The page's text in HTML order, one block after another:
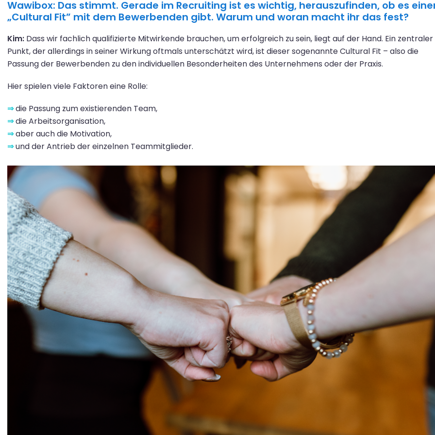
Wawibox: Das stimmt. Gerade im Recruiting ist es wichtig, herauszufinden, ob es
„Cultural Fit” mit dem Bewerbenden gibt. Warum und woran macht ihr das fest?
Kim: Dass wir fachlich qualifizierte Mitwirkende brauchen, um erfolgreich zu sein, liegt auf der Hand. Ein zentraler
Punkt, der allerdings in seiner Wirkung oftmals unterschätzt wird, ist dieser sogenannte Cultural Fit – also die
Passung der Bewerbenden zu den individuellen Besonderheiten des Unternehmens oder der Praxis.
Hier spielen viele Faktoren eine Rolle:
⇒die Passung zum existierenden Team,
⇒die Arbeitsorganisation,
⇒aber auch die Motivation,
⇒und der Antrieb der einzelnen Teammitglieder.